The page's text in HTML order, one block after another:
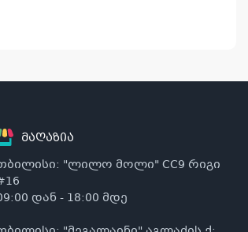
მაღაზია
"ლილო მოლი" CC9 რიგი
დან - 18:00 მდე